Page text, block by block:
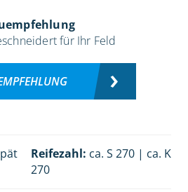
für Ihr Feld
Reifezahl: ca. S 270 | ca. K
270